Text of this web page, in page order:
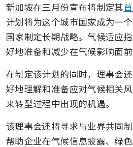
新加坡在三月份宣布将制定其
计划将为这个城市国家成为一
国家制定长期战略。气候适应
好地准备和减少在气候影响面前
在制定该计划的同时，理事会
好地理解和准备应对气候相关
来转型过程中出现的机遇。
该理事会还将寻求与业界共同
帮助企业在气候信息披露、绿